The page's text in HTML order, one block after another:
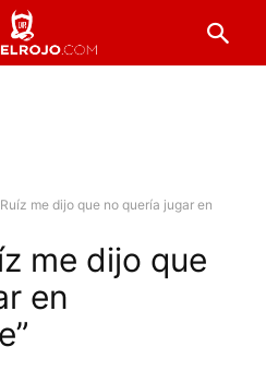
me dijo que no quería jugar en
me dijo que
en